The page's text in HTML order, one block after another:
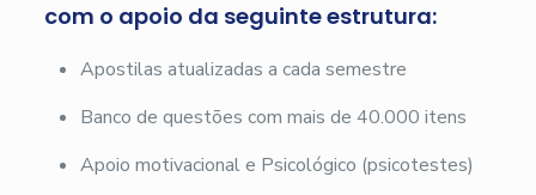
com o apoio da seguinte estrutura:
Apostilas atualizadas a cada semestre
Banco de questões com mais de 40.000 itens
Apoio motivacional e Psicológico (psicotestes)